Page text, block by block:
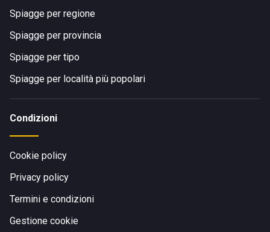
Spiagge per regione
Spiagge per provincia
Spiagge per tipo
Spiagge per località più popolari
Condizioni
Cookie policy
Privacy policy
Termini e condizioni
Gestione cookie